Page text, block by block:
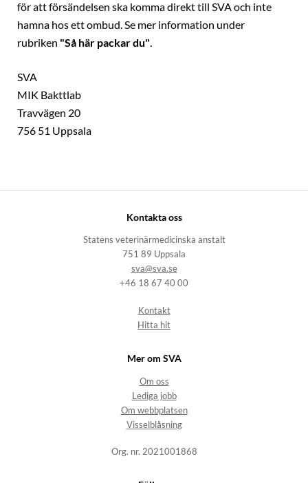
för att försändelsen ska komma direkt till SVA och inte
hamna hos ett ombud. Se mer information under
rubriken "Så här packar du".
SVA
MIK Bakttlab
Travvägen 20
756 51 Uppsala
Kontakta oss
Statens veterinärmedicinska anstalt
751 89 Uppsala
sva@sva.se
+46 18 67 40 00
Kontakt
Hitta hit
Mer om SVA
Om oss
Lediga jobb
Om webbplatsen
Visselblåsning
Org. nr. 2021001868